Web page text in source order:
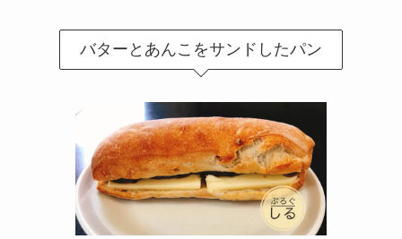
バターとあんこをサンドしたパン